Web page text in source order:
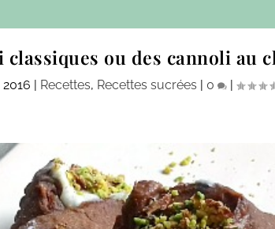
classiques ou des cannoli au
| Recettes, Recettes sucrées | 0 |